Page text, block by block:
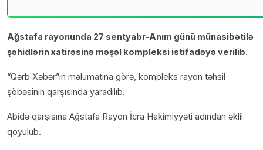
Ağstafa rayonunda 27 sentyabr-Anım günü münasibətilə
şəhidlərin xatirəsinə məşəl kompleksi istifadəyə verilib.
“Qərb Xəbər”in məlumatına görə, kompleks rayon təhsil
şöbəsinin qarşısında yaradılıb.
Abidə qarşısına Ağstafa Rayon İcra Hakimiyyəti adından əklil
qoyulub.